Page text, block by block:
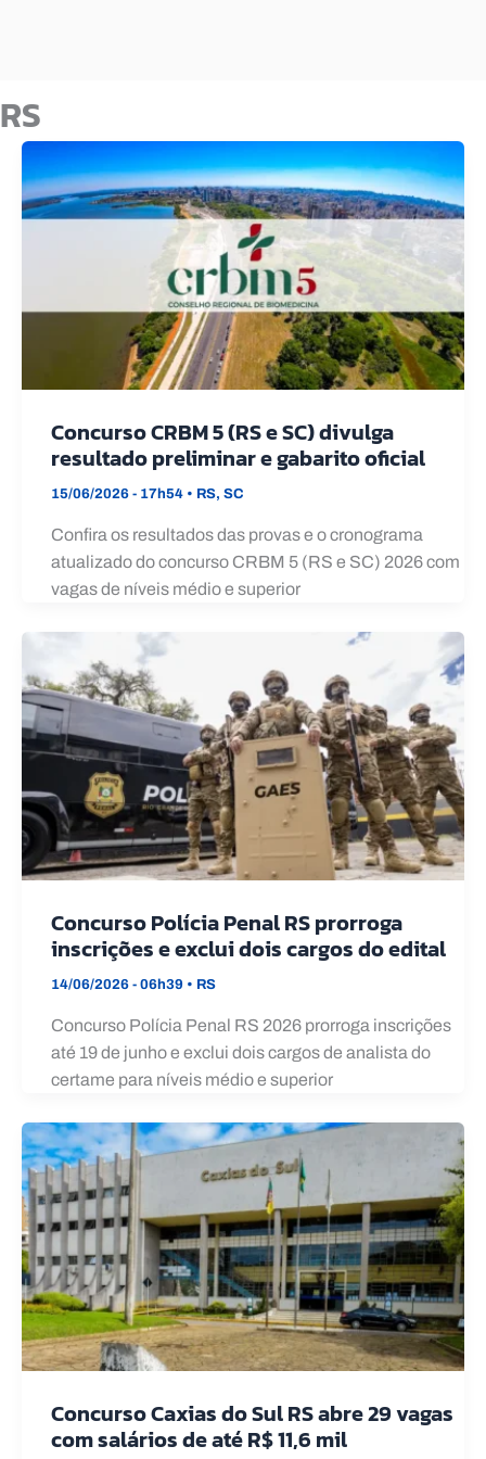
RS
Concurso CRBM 5 (RS e SC) divulga
resultado preliminar e gabarito oficial
15/06/2026 - 17h54 • RS, SC
Confira os resultados das provas e o cronograma
atualizado do concurso CRBM 5 (RS e SC) 2026 com
vagas de níveis médio e superior
Concurso Polícia Penal RS prorroga
inscrições e exclui dois cargos do edital
14/06/2026 - 06h39 • RS
Concurso Polícia Penal RS 2026 prorroga inscrições
até 19 de junho e exclui dois cargos de analista do
certame para níveis médio e superior
Concurso Caxias do Sul RS abre 29 vagas
com salários de até R$ 11,6 mil